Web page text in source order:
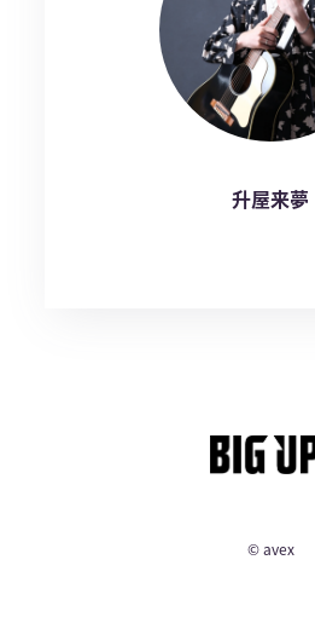
升屋来夢
© avex